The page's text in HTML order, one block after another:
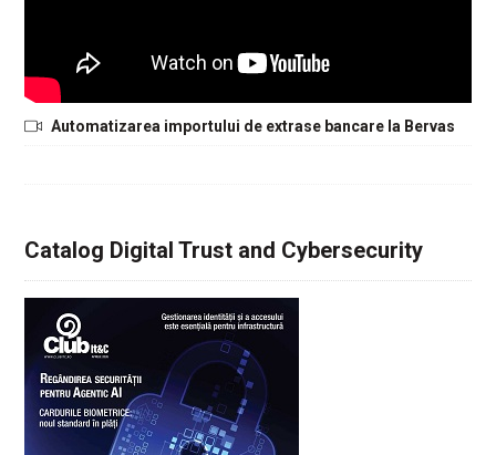
Automatizarea importului de extrase bancare la Bervas
Catalog Digital Trust and Cybersecurity